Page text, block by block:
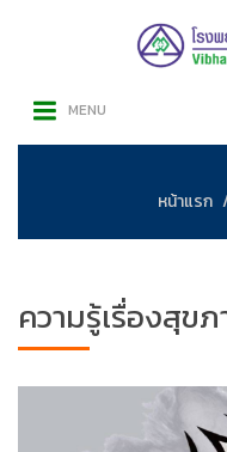
MENU
หน้าแรก
ความรู้เรื่องสุข